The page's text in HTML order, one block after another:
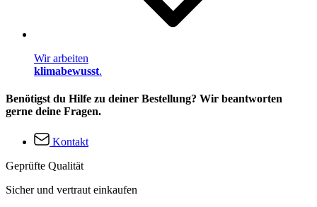
Wir arbeiten
klimabewusst.
Benötigst du Hilfe zu deiner Bestellung? Wir beantworten
gerne deine Fragen.
Kontakt
Geprüfte Qualität
Sicher und vertraut einkaufen